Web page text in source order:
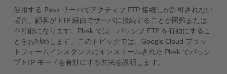
使用する Plesk サーバでアクティブ FTP 接続しか許可されない
場合、顧客が FTP 経由でサーバに接続することが困難または
不可能になります。Plesk では、パッシブ FTP を有効にするこ
とをお勧めします。このトピックでは、Google Cloud プラッ
トフォームインスタンスにインストールされた Plesk でパッシ
ブ FTP モードを有効にする方法を説明します。